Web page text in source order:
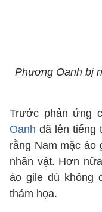
Phương Oanh bị
Trước phản ứng
Oanh đã lên tiếng
rằng Nam mặc áo
nhân vật. Hơn
áo gile dù không
thảm họa.